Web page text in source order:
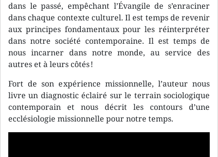
dans le passé, empêchant l’Évangile de s’enraciner
dans chaque contexte culturel. Il est temps de revenir
aux principes fondamentaux pour les réinterpréter
dans notre société contemporaine. Il est temps de
nous incarner dans notre monde, au service des
autres et à leurs côtés !
Fort de son expérience missionnelle, l’auteur nous
livre un diagnostic éclairé sur le terrain sociologique
contemporain et nous décrit les contours d’une
ecclésiologie missionnelle pour notre temps.